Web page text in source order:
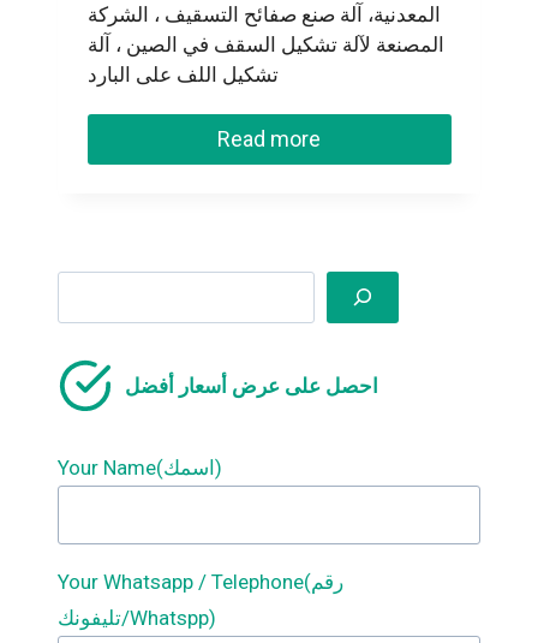
المعدنية، آلة صنع صفائح التسقيف ، الشركة
المصنعة لآلة تشكيل السقف في الصين ، آلة
تشكيل اللف على البارد
Read more
احصل على عرض أسعار أفضل
Your Name(اسمك)
Your Whatsapp / Telephone(رقم
تليفونك/Whatspp)